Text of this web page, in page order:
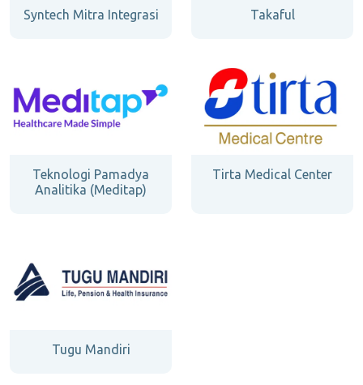
Syntech Mitra Integrasi Takaful
Teknologi Pamadya
Analitika (Meditap)
Tirta Medical Center
Tugu Mandiri